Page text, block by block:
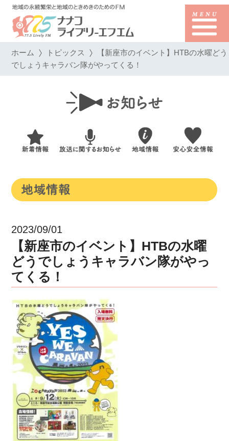
ホーム トピックス 【新座市のイベント】HTBの水曜どう
でしょうキャラバン隊がやってくる！
2023/09/01
【新座市のイベント】HTBの水曜
どうでしょうキャラバン隊がやっ
てくる！